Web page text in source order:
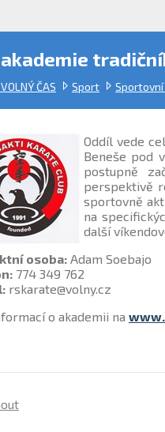
akademie
ČAS Sport
Oddíl vede
Beneše pod
postupně
perspektivě
sportovně
na
další
osoba: Adam Soebajo
774 349 762
rskarate@volny.cz
o akademii na